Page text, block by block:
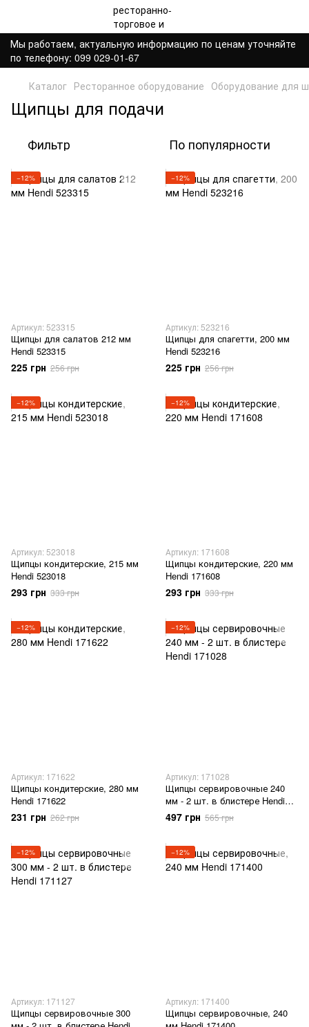
Мы работаем, актуальную информацию по ценам уточняйте
по телефону: 099 029-01-67
Каталог Ресторанное оборудование Оборудование для
Щипцы для подачи
Фильтр По популярности
−12%
Артикул: 523315
Щипцы для салатов 212 мм
Hendi 523315
225 грн 256 грн
−12%
Артикул: 523216
Щипцы для спагетти, 200 мм
Hendi 523216
225 грн 256 грн
−12%
Артикул: 523018
Щипцы кондитерские, 215 мм
Hendi 523018
293 грн 333 грн
−12%
Артикул: 171608
Щипцы кондитерские, 220 мм
Hendi 171608
293 грн 333 грн
−12%
Артикул: 171622
Щипцы кондитерские, 280 мм
Hendi 171622
231 грн 262 грн
−12%
Артикул: 171028
Щипцы сервировочные 240
мм - 2 шт. в блистере Hendi
171028
497 грн 565 грн
−12%
Артикул: 171127
Щипцы сервировочные 300
−12%
Артикул: 171400
Щипцы сервировочные, 240